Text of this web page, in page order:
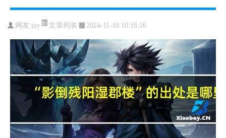
网友:jzy 文章列表 2024-11-18 10:16:16